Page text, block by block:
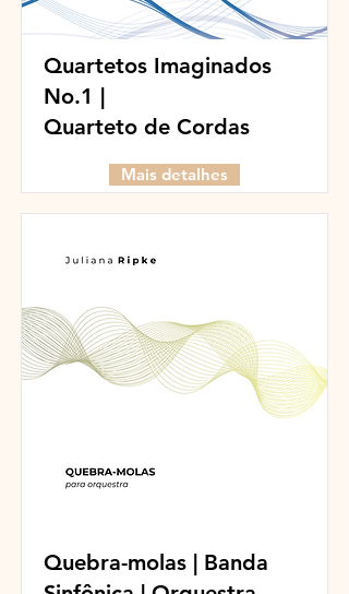
Quartetos Imaginados
No.1​​ |
Quarteto de Cordas
Mais detalhes
Quebra-molas | Banda